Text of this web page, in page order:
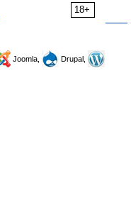
18+
Joomla,
Drupal,